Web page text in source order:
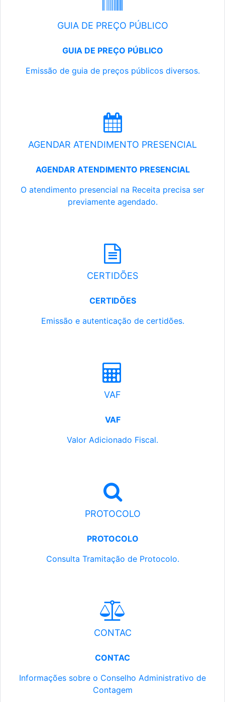
GUIA DE PREÇO PÚBLICO
GUIA DE PREÇO PÚBLICO
Emissão de guia de preços públicos diversos.
AGENDAR ATENDIMENTO PRESENCIAL
AGENDAR ATENDIMENTO PRESENCIAL
O atendimento presencial na Receita precisa ser
previamente agendado.
CERTIDÕES
CERTIDÕES
Emissão e autenticação de certidões.
VAF
VAF
Valor Adicionado Fiscal.
PROTOCOLO
PROTOCOLO
Consulta Tramitação de Protocolo.
CONTAC
CONTAC
Informações sobre o Conselho Administrativo de
Contagem